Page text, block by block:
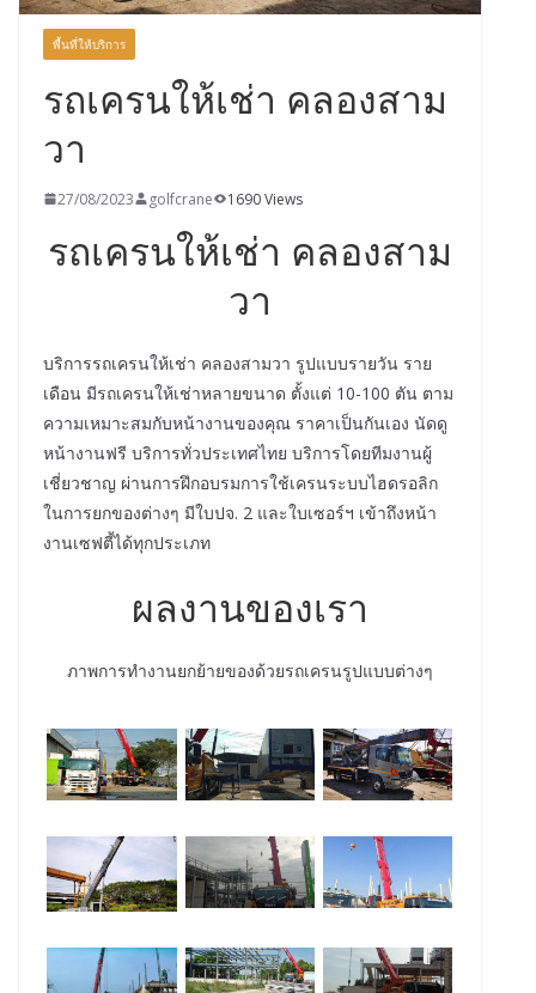
พื้นที่ให้บริการ
รถเครนให้เช่า คลองสาม
วา
27/08/2023 golfcrane 1690 Views
รถเครนให้เช่า คลองสาม
วา
บริการรถเครนให้เช่า คลองสามวา รูปแบบรายวัน ราย
เดือน มีรถเครนให้เช่าหลายขนาด ตั้งแต่ 10-100 ตัน ตาม
ความเหมาะสมกับหน้างานของคุณ ราคาเป็นกันเอง นัดดู
หน้างานฟรี บริการทั่วประเทศไทย บริการโดยทีมงานผู้
เชี่ยวชาญ ผ่านการฝึกอบรมการใช้เครนระบบไฮดรอลิก
ในการยกของต่างๆ มีใบปจ. 2 และใบเซอร์ฯ เข้าถึงหน้า
งานเซฟตี้ได้ทุกประเภท
ผลงานของเรา
ภาพการทำงานยกย้ายของด้วยรถเครนรูปแบบต่างๆ